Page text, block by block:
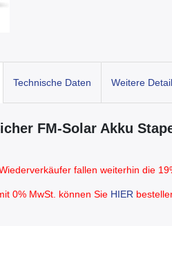
Technische Daten Weitere
FM-Solar Akku
fallen weiterhin die
0% MwSt. können Sie HIER